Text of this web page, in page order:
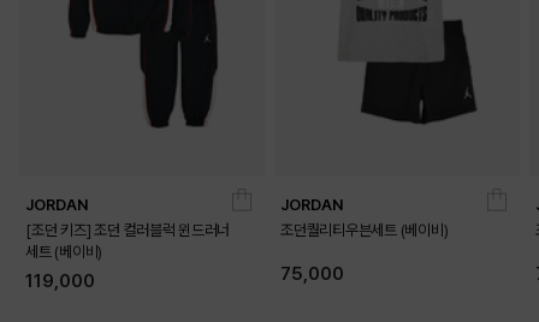
DETAILS
JORDAN
[조던 키즈] 조던 컬러블럭 윈드러너
세트 (베이비)
119,000
JORDAN
조던퀄리티우븐세트 (베이비)
75,000